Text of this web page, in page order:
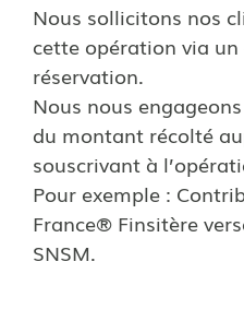
Nous sollicitons nos
cette opération via
réservation.
Nous nous
du montant récolté
souscrivant à
Pour exemple :
France® Finsitère
SNSM.